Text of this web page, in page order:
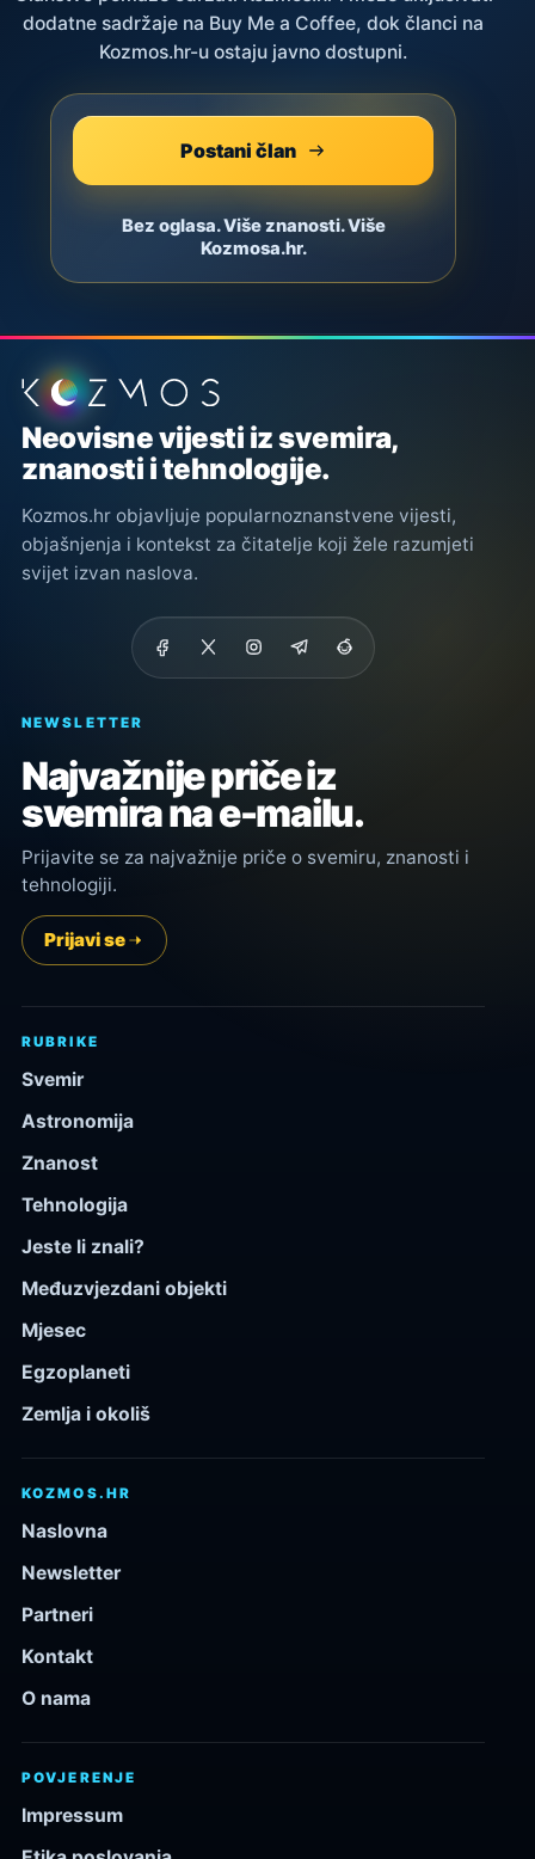
dodatne sadržaje na Buy Me a Coffee, dok članci na
Kozmos.hr-u ostaju javno dostupni.
Postani član
Bez oglasa. Više znanosti. Više
Kozmosa.hr.
Podnožje stranice
Neovisne vijesti iz svemira,
znanosti i tehnologije.
Kozmos.hr objavljuje popularnoznanstvene vijesti,
objašnjenja i kontekst za čitatelje koji žele razumjeti
svijet izvan naslova.
NEWSLETTER
Najvažnije priče iz
svemira na e-mailu.
Prijavite se za najvažnije priče o svemiru, znanosti i
tehnologiji.
Prijavi se
RUBRIKE
Svemir
Astronomija
Znanost
Tehnologija
Jeste li znali?
Međuzvjezdani objekti
Mjesec
Egzoplaneti
Zemlja i okoliš
KOZMOS.HR
Naslovna
Newsletter
Partneri
Kontakt
O nama
POVJERENJE
Impressum